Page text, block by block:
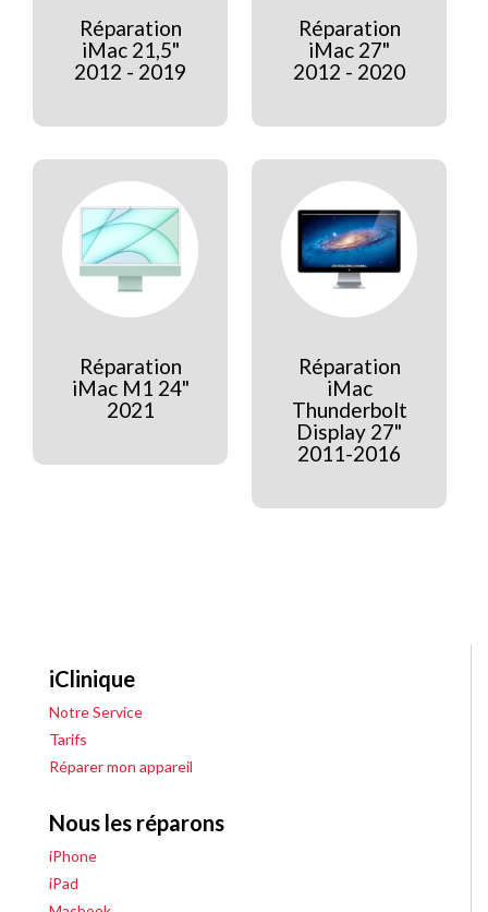
Réparation
iMac 21,5"
2012 - 2019
Réparation
iMac 27"
2012 - 2020
Réparation
iMac M1 24"
2021
Réparation
iMac
Thunderbolt
Display 27"
2011-2016
iClinique
Notre Service
Tarifs
Réparer mon appareil
Nous les réparons
iPhone
iPad